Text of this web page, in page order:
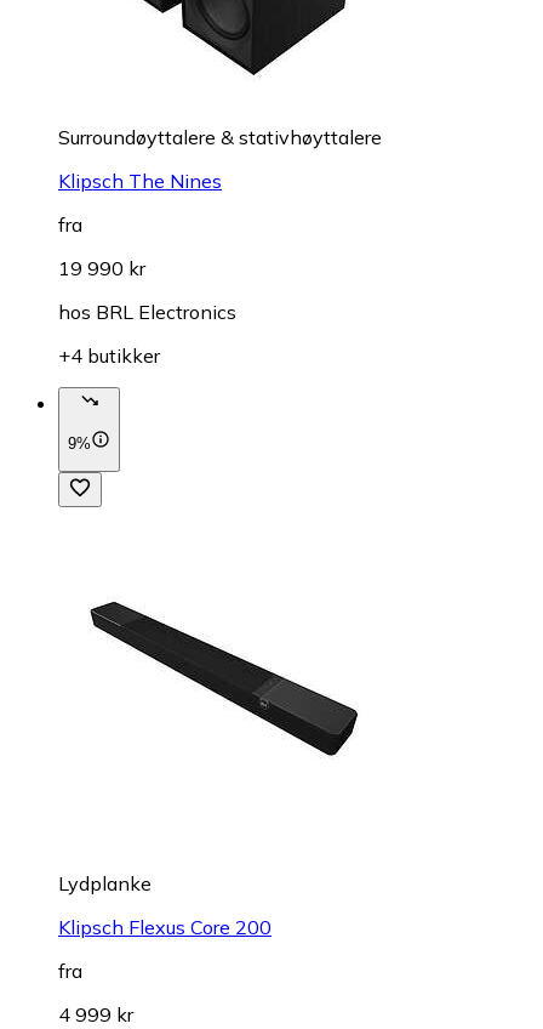
Surroundøyttalere & stativhøyttalere
Klipsch The Nines
fra
19 990 kr
hos BRL Electronics
+4 butikker
9%
Lydplanke
Klipsch Flexus Core 200
fra
4 999 kr